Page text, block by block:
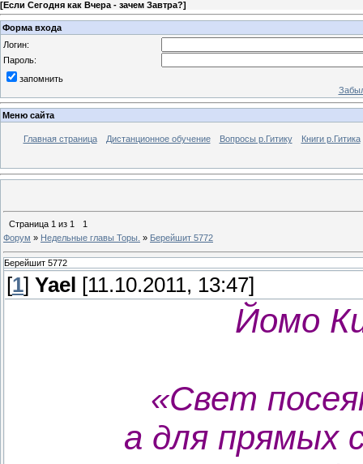
[Если Сегодня как Вчера - зачем Завтра?]
Форма входа
Логин:
Пароль:
запомнить
Меню сайта
Главная страница Дистанционное обучение Вопросы р.Гитику Книги р.Гитика
Страница 1 из 1
1
Форум » Недельные главы Торы. » Берейшит 5772
Берейшит 5772
[1] Yael [11.10.2011, 13:47]
Йомо
«Свет
а для прямых